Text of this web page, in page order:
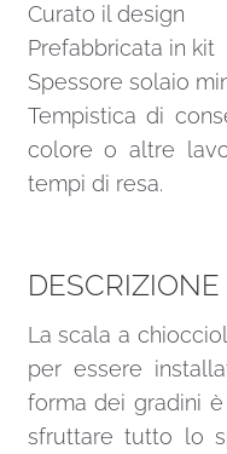
Curato il design
Prefabbricata in kit
Spessore solaio
Tempistica di
colore o altre
tempi di resa.
DESCRIZIONE
La scala a
per essere
forma dei gradini
sfruttare tutto lo